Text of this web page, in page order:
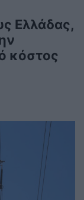
Ελλάδας,
κόστος